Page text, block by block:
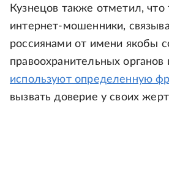
Кузнецов также отметил,
интернет-мошенники,
россиянами от имени якобы
правоохранительных органов
используют определенную
вызвать доверие у своих